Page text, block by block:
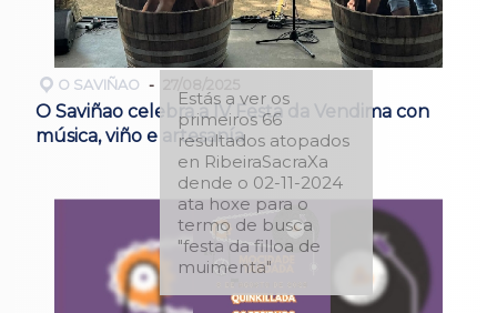
O SAVIÑAO
O Saviñao celebra a IV Festa da Vendima con
música, viño e artesanía
Estás a ver os
primeiros 66
resultados atopados
en RibeiraSacraXa
dende o 02-11-2024
ata hoxe para o
termo de busca
"festa da filloa de
muimenta"